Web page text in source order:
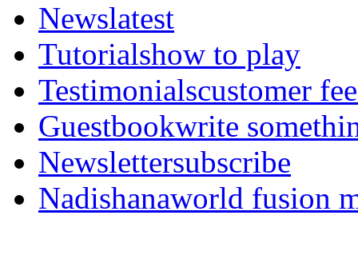
Newslatest
Tutorialshow to play
Testimonialscustomer
Guestbookwrite
Newslettersubscribe
Nadishanaworld fusion